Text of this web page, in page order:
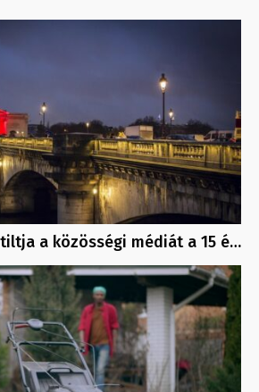
a közösségi médiát a 15 é…